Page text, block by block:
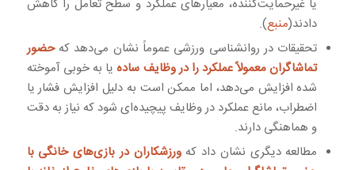
یا غیرحمایت‌کننده، معیارهای عملکرد و سطح تعامل را کاهش
دادند(منبع).
تحقیقات در روانشناسی ورزشی عموماً نشان می‌دهد که حضور
تماشاگران معمولاً عملکرد را در وظایف سادهیا به خوبی آموخته
شده افزایش می‌دهد، اما ممکن است به دلیل افزایش فشار یا
اضطراب، مانع عملکرد در وظایف پیچیده‌ای شود که نیاز به دقت
و هماهنگی دارند.
مطالعه دیگری نشان داد که ورزشکاران در بازی‌های خانگی با